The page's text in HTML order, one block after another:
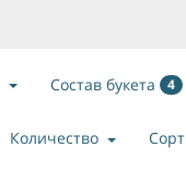
Состав букета 4
Количество Сорт